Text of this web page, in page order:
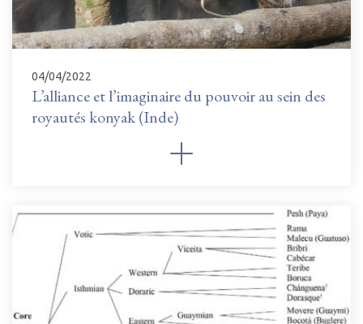
04/04/2022
L’alliance et l’imaginaire du pouvoir au sein des
royautés konyak (Inde)